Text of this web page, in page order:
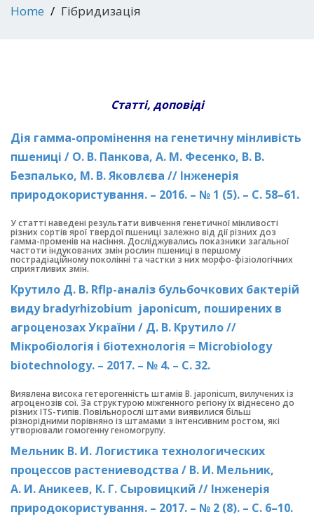
Home Гібридизація
Статті, доповіді
Дія гамма-опромінення на генетичну мінливість
пшениці / О. В. Панкова, А. М. Фесенко, В. В.
Безпалько, М. В. Яковлєва // Інженерія
природокористування. – 2016. – № 1 (5). – С. 58–61.
У статті наведені результати вивчення генетичної мінливості
різних сортів ярої твердої пшениці залежно від дії різних доз
гамма-променів на насіння. Досліджувались показники загальної
частоти індукованих змін рослин пшениці в першому
пострадіаційному поколінні та частки з них морфо-фізіологічних
сприятливих змін.
Крутило Д. В. Rflp-аналіз бульбочкових бактерій
виду bradyrhizobium japonicum, поширених в
агроценозах України / Д. В. Крутило //
Мікробіологія і біотехнологія = Microbiology
biotechnology. – 2017. – № 4. – С. 32.
Виявлена висока гетерогенність штамів B. japonicum, вилучених із
агроценозів сої. За структурою міжгенного регіону їх віднесено до
різних IТS-типів. Повільнорослі штами виявилися більш
різнорідними порівняно із штамами з інтенсивним ростом, які
утворювали гомогенну геномогрупу.
Мельник В. И. Логистика технологических
процессов растениеводства / В. И. Мельник,
А. И. Аникеев, К. Г. Сыровицкий // Інженерія
природокористування. – 2017. – № 2 (8). – С. 6–10.